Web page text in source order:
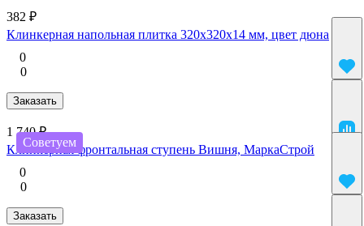
382 ₽
Клинкерная напольная плитка 320x320x14 мм, цвет дюна
0
0
Заказать
Советуем
1 740 ₽
Клинкерная фронтальная ступень Вишня, МаркаСтрой
0
0
Заказать